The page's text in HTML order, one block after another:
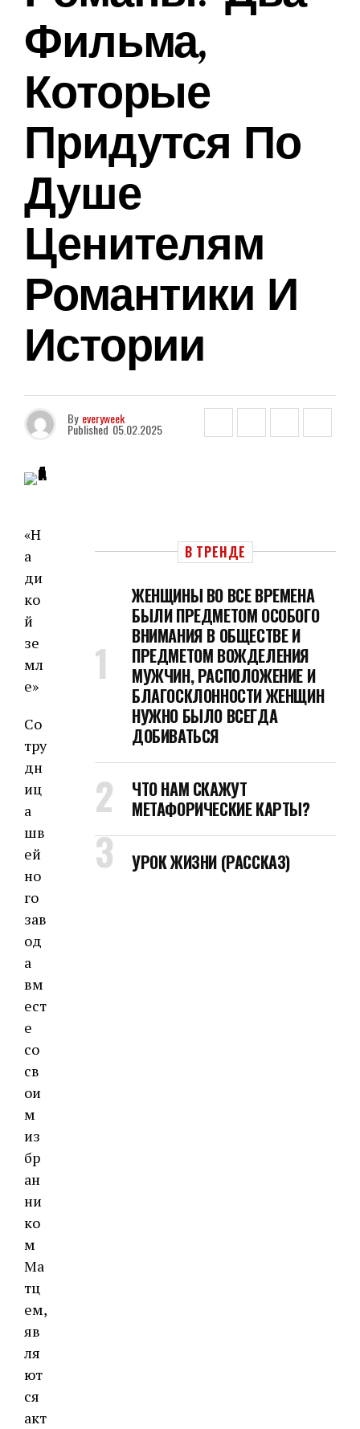
Фильма,
Которые
Придутся По
Душе
Ценителям
Романтики И
Истории
By everyweek
Published 05.02.2025
«Н
а
ди
ко
й
зе
мл
е»
Со
тру
дн
иц
а
шв
ей
но
го
зав
од
а
вм
ест
е
со
св
ои
м
из
бр
ан
ни
ко
м
Ма
тц
ем,
яв
ля
ют
ся
акт
В ТРЕНДЕ
ЖЕНЩИНЫ ВО ВСЕ ВРЕМЕНА
БЫЛИ ПРЕДМЕТОМ ОСОБОГО
ВНИМАНИЯ В ОБЩЕСТВЕ И
ПРЕДМЕТОМ ВОЖДЕЛЕНИЯ
МУЖЧИН, РАСПОЛОЖЕНИЕ И
БЛАГОСКЛОННОСТИ ЖЕНЩИН
НУЖНО БЫЛО ВСЕГДА
ДОБИВАТЬСЯ
ЧТО НАМ СКАЖУТ
МЕТАФОРИЧЕСКИЕ КАРТЫ?
УРОК ЖИЗНИ (РАССКАЗ)